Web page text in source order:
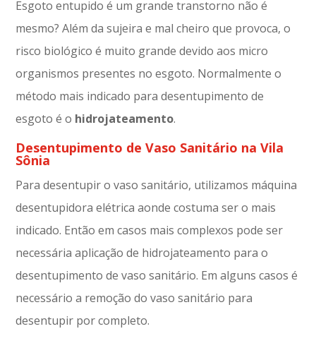
Esgoto entupido é um grande transtorno não é
mesmo? Além da sujeira e mal cheiro que provoca, o
risco biológico é muito grande devido aos micro
organismos presentes no esgoto. Normalmente o
método mais indicado para desentupimento de
esgoto é o hidrojateamento.
Desentupimento de Vaso Sanitário na Vila
Sônia
Para desentupir o vaso sanitário, utilizamos máquina
desentupidora elétrica aonde costuma ser o mais
indicado. Então em casos mais complexos pode ser
necessária aplicação de hidrojateamento para o
desentupimento de vaso sanitário. Em alguns casos é
necessário a remoção do vaso sanitário para
desentupir por completo.